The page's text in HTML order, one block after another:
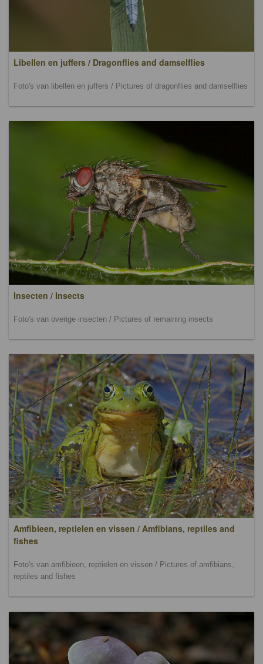
Libellen en juffers / Dragonflies and damselflies
Foto's van libellen en juffers / Pictures of dragonflies and damselflies
Insecten / Insects
Foto's van overige insecten / Pictures of remaining insects
Amfibieen, reptielen en vissen / Amfibians, reptiles and
fishes
Foto's van amfibieen, reptielen en vissen / Pictures of amfibians,
reptiles and fishes